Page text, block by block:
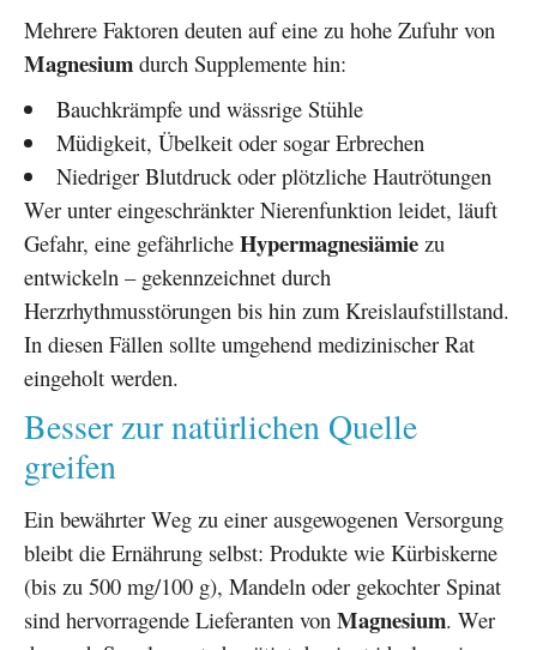
Mehrere Faktoren deuten auf eine zu hohe Zufuhr von
Magnesium durch Supplemente hin:
Bauchkrämpfe und wässrige Stühle
Müdigkeit, Übelkeit oder sogar Erbrechen
Niedriger Blutdruck oder plötzliche Hautrötungen
Wer unter eingeschränkter Nierenfunktion leidet, läuft
Gefahr, eine gefährliche Hypermagnesiämie zu
entwickeln – gekennzeichnet durch
Herzrhythmusstörungen bis hin zum Kreislaufstillstand.
In diesen Fällen sollte umgehend medizinischer Rat
eingeholt werden.
Besser zur natürlichen Quelle
greifen
Ein bewährter Weg zu einer ausgewogenen Versorgung
bleibt die Ernährung selbst: Produkte wie Kürbiskerne
(bis zu 500 mg/100 g), Mandeln oder gekochter Spinat
sind hervorragende Lieferanten von Magnesium. Wer